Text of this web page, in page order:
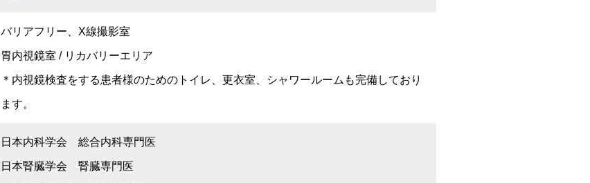
バリアフリー、X線撮影室
胃内視鏡室 / リカバリーエリア
＊内視鏡検査をする患者様のためのトイレ、更衣室、シャワールームも完備しており
ます。
日本内科学会 総合内科専門医
日本腎臓学会 腎臓専門医